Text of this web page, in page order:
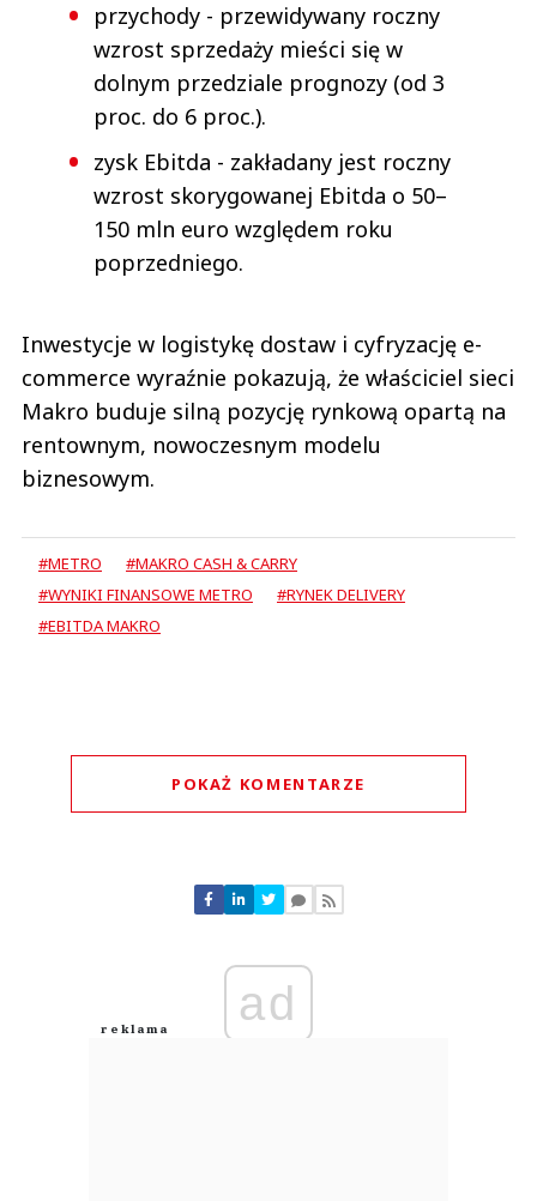
przychody - przewidywany roczny
wzrost sprzedaży mieści się w
dolnym przedziale prognozy (od 3
proc. do 6 proc.).
zysk Ebitda - zakładany jest roczny
wzrost skorygowanej Ebitda o 50–
150 mln euro względem roku
poprzedniego.
Inwestycje w logistykę dostaw i cyfryzację e-
commerce wyraźnie pokazują, że właściciel sieci
Makro buduje silną pozycję rynkową opartą na
rentownym, nowoczesnym modelu
biznesowym.
#METRO
#MAKRO CASH & CARRY
#WYNIKI FINANSOWE METRO
#RYNEK DELIVERY
#EBITDA MAKRO
POKAŻ KOMENTARZE
Nie znaleziono komentarzy
Zostaw swoje komentarze
Anuluj
ad